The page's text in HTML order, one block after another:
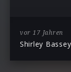
vor 17 Jahren
Shirley Bassey